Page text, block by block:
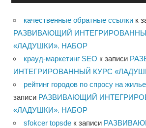
качественные обратные ссылки к
РАЗВИВАЮЩИЙ
«ЛАДУШКИ». НАБОР
крауд-маркетинг SEO к записи
ИНТЕГРИРОВАННЫЙ КУРС
рейтинг городов по спросу на
записи РАЗВИВАЮЩИЙ
«ЛАДУШКИ». НАБОР
sfokcer topsde к записи